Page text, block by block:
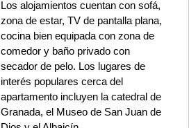
Los alojamientos cuentan con sofá,
zona de estar, TV de pantalla plana,
cocina bien equipada con zona de
comedor y baño privado con
secador de pelo. Los lugares de
interés populares cerca del
apartamento incluyen la catedral de
Granada, el Museo de San Juan de